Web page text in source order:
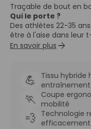
Traçable de bout en
Qui le porte ?
Des athlètes 22-35
être à l'aise dans leur
En savoir plus arrow_forward
💪
Tissu
🏃 Coupe
mobilité
💨 Technologie
efficacement